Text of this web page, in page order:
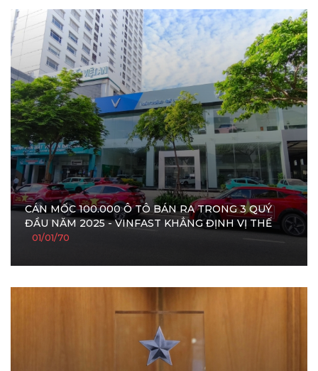
CÁN MỐC 100.000 Ô TÔ BÁN RA TRONG 3 QUÝ
ĐẦU NĂM 2025 - VINFAST KHẲNG ĐỊNH VỊ THẾ
01/01/70